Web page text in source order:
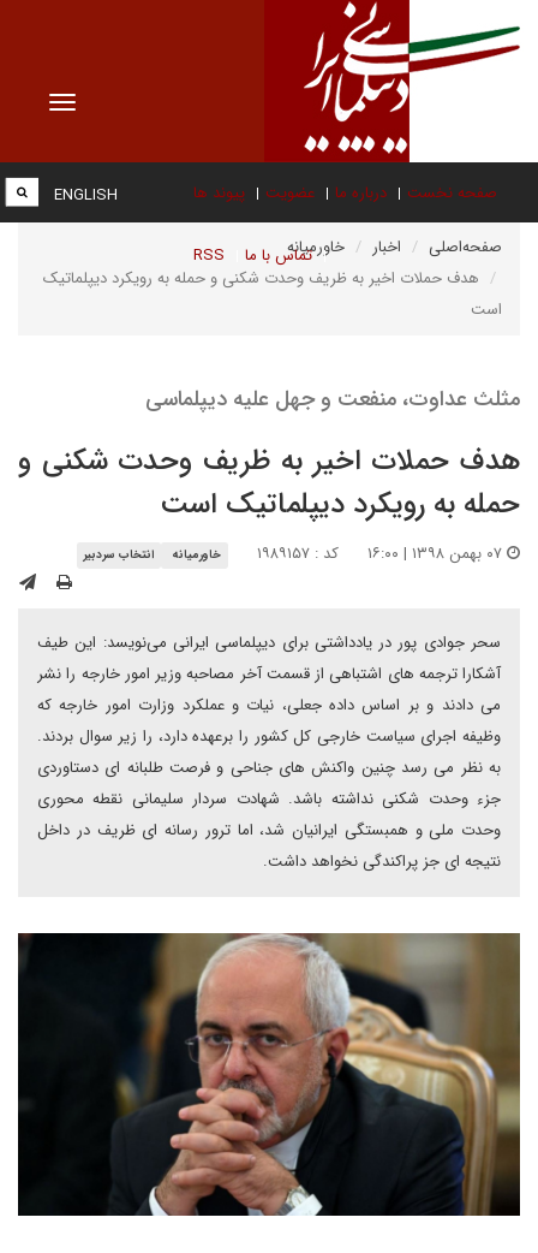
Toggle
صفحه نخست درباره ما عضویت پیوند ها
تماس با ما RSS
ENGLISH
صفحه‌اصلی اخبار
خاورمیانه
هدف حملات اخیر به ظریف وحدت شکنی و حمله به رویکرد دیپلماتیک
است
مثلث عداوت، منفعت و جهل علیه دیپلماسی
هدف حملات اخیر به ظریف وحدت شکنی و
حمله به رویکرد دیپلماتیک است
کد : ۱۹۸۹۱۵۷ خاورمیانه انتخاب سردبیر
سحر جوادی پور در یادداشتی برای دیپلماسی ایرانی می‌نویسد: این طیف
آشکارا ترجمه های اشتباهی از قسمت آخر مصاحبه وزیر امور خارجه را نشر
می دادند و بر اساس داده جعلی، نیات و عملکرد وزارت امور خارجه که
وظیفه اجرای سیاست خارجی کل کشور را برعهده دارد، را زیر سوال بردند.
به نظر می رسد چنین واکنش های جناحی و فرصت طلبانه ای دستاوردی
جزء وحدت شکنی نداشته باشد. شهادت سردار سلیمانی نقطه محوری
وحدت ملی و همبستگی ایرانیان شد، اما ترور رسانه ای ظریف در داخل
نتیجه ای جز پراکندگی نخواهد داشت.